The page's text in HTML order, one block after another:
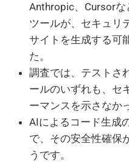
Anthropic、Cursor
ツールが、セキュリ
サイトを生成する可
た。
調査では、テストさ
ールのいずれも、セ
ーマンスを示さなか
AIによるコード生成
で、その安全性確保
うです。